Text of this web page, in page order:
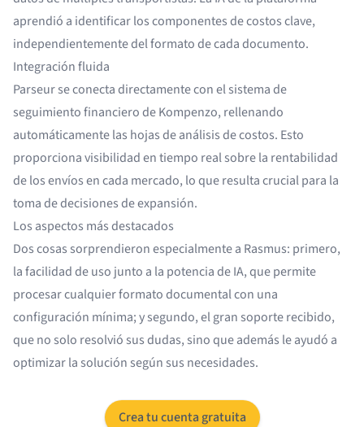
aprendió a identificar los componentes de costos clave,
independientemente del formato de cada documento.
Integración fluida
Parseur se conecta directamente con el sistema de
seguimiento financiero de Kompenzo, rellenando
automáticamente las hojas de análisis de costos. Esto
proporciona visibilidad en tiempo real sobre la rentabilidad
de los envíos en cada mercado, lo que resulta crucial para la
toma de decisiones de expansión.
Los aspectos más destacados
Dos cosas sorprendieron especialmente a Rasmus: primero,
la facilidad de uso junto a la potencia de IA, que permite
procesar cualquier formato documental con una
configuración mínima; y segundo, el gran soporte recibido,
que no solo resolvió sus dudas, sino que además le ayudó a
optimizar la solución según sus necesidades.
Crea tu cuenta gratuita